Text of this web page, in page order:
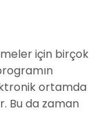
için birçok
ortamda
Bu da zaman